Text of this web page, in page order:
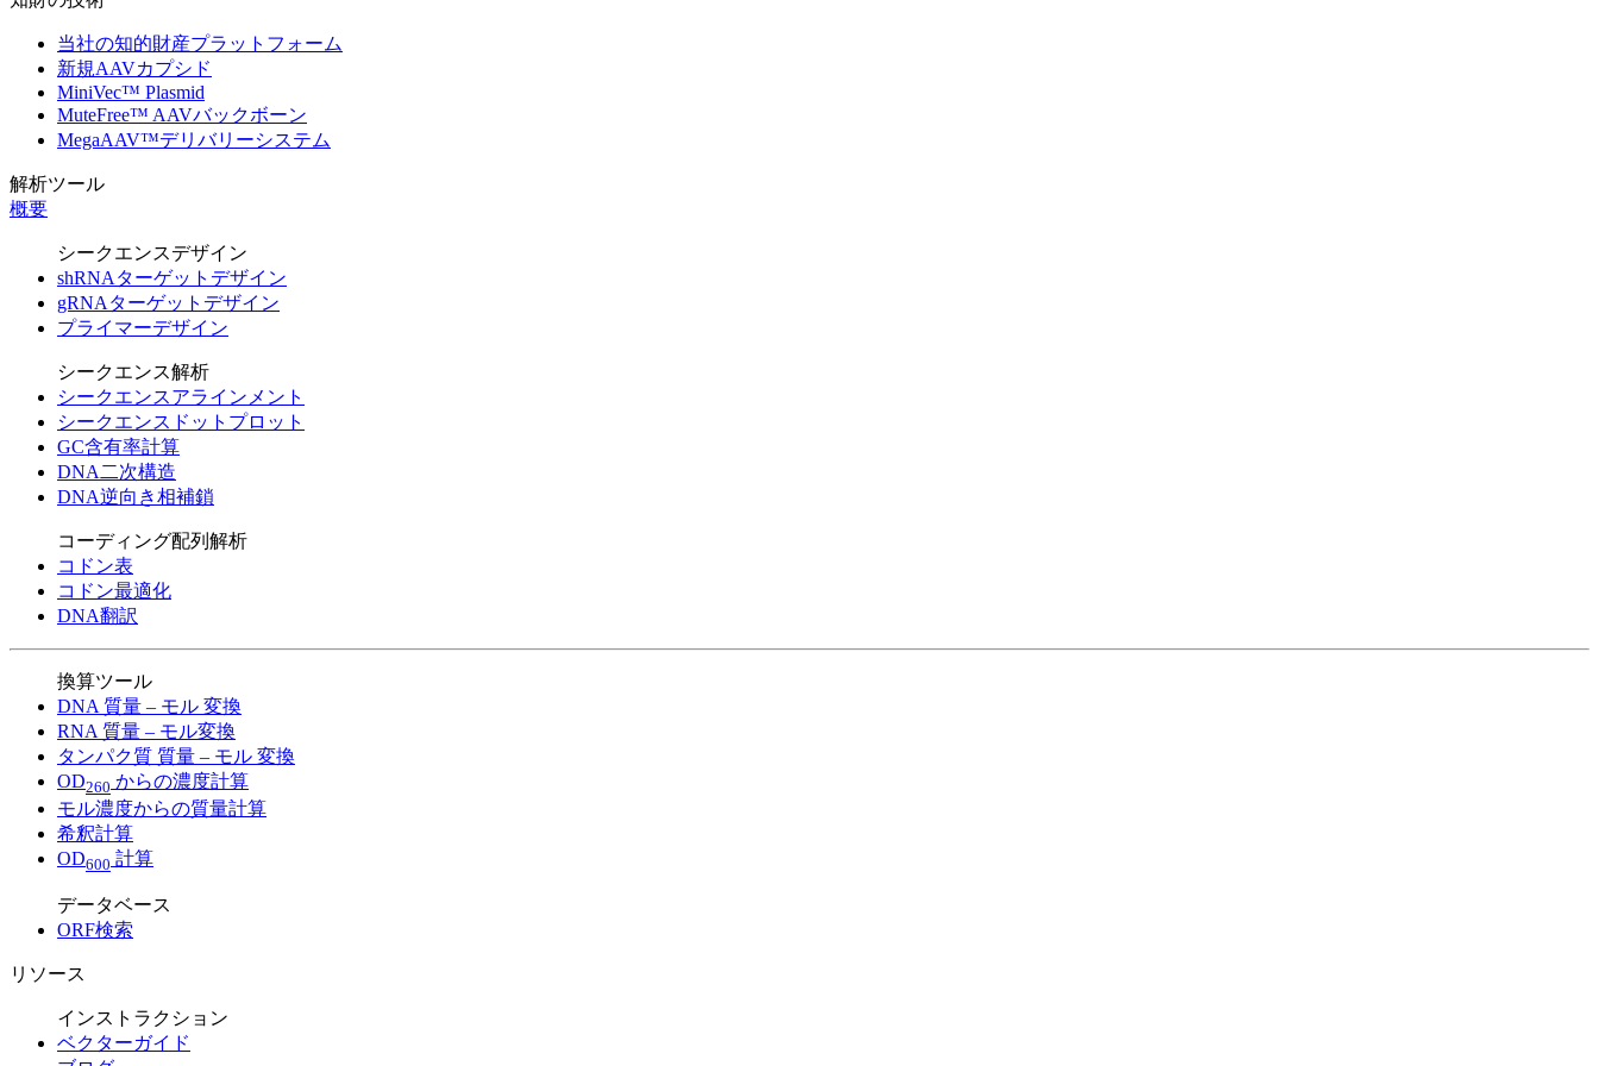
当社の知的財産プラットフォーム
新規AAVカプシド
MiniVec™ Plasmid
MuteFree™ AAVバックボーン
MegaAAV™デリバリーシステム
解析ツール
概要
シークエンスデザイン
shRNAターゲットデザイン
gRNAターゲットデザイン
プライマーデザイン
シークエンス解析
シークエンスアラインメント
シークエンスドットプロット
GC含有率計算
DNA二次構造
DNA逆向き相補鎖
コーディング配列解析
コドン表
コドン最適化
DNA翻訳
換算ツール
DNA 質量 – モル 変換
RNA 質量 – モル変換
タンパク質 質量 – モル 変換
OD260 からの濃度計算
モル濃度からの質量計算
希釈計算
OD600 計算
データベース
ORF検索
リソース
インストラクション
ベクターガイド